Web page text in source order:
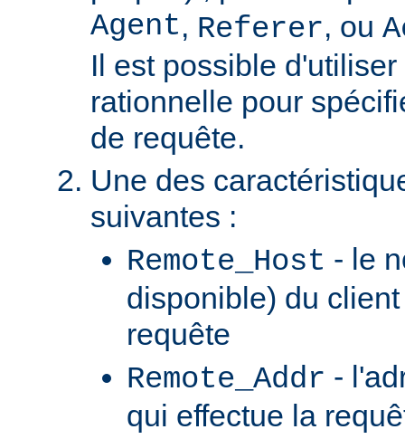
Agent, Referer, ou
Il est possible
rationnelle pour
de requête.
Une des
suivantes :
Remote_Host - le
disponible) du
requête
Remote_Addr -
qui effectue la